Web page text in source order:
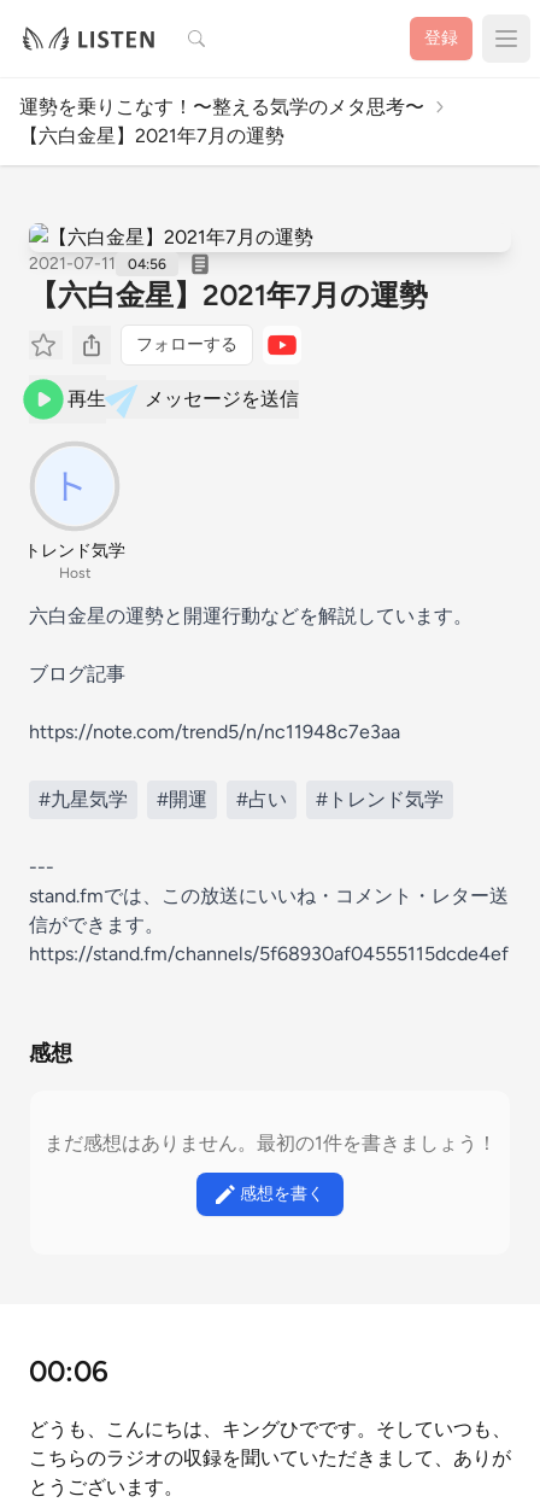
検索 登録
運勢を乗りこなす！〜整える気学のメタ思考〜
【六白金星】2021年7月の運勢
2021-07-11 04:56
【六白金星】2021年7月の運勢
フォローする
再生 メッセージを送信
トレンド気学
Host
六白金星の運勢と開運行動などを解説しています。
ブログ記事
https://note.com/trend5/n/nc11948c7e3aa
#九星気学 #開運 #占い #トレンド気学
---
stand.fmでは、この放送にいいね・コメント・レター送
信ができます。
https://stand.fm/channels/5f68930af04555115dcde4ef
感想
まだ感想はありません。最初の1件を書きましょう！
感想を書く
00:06
どうも、こんにちは、キングひでです。そしていつも、
こちらのラジオの収録を聞いていただきまして、ありが
とうございます。